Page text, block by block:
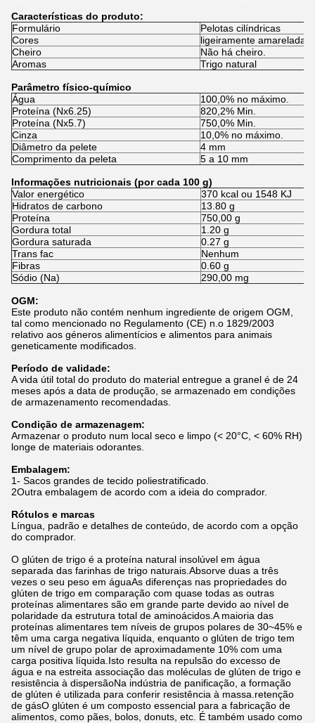
Características do produto:
Formulário
Pelotas cilíndricas
Cores
ligeiramente amarelada
Cheiro
Não há cheiro.
Aromas
Trigo natural
Parâmetro físico-químico
Água
100,0% no máximo.
Proteína (Nx6.25)
820,2% Min.
Proteína (Nx5.7)
750,0% Min.
Cinza
10,0% no máximo.
Diâmetro da pelete
4 mm
Comprimento da peleta
5 a 10 mm
Informações nutricionais (por cada 100 g)
Valor energético
370 kcal ou 1548 KJ
Hidratos de carbono
13.80 g
Proteína
750,00 g
Gordura total
1.20 g
Gordura saturada
0.27 g
Trans fac
Nenhum
Fibras
0.60 g
Sódio (Na)
290,00 mg
OGM:
Este produto não contém nenhum ingrediente de origem OGM,
tal como mencionado no Regulamento (CE) n.o 1829/2003
relativo aos géneros alimentícios e alimentos para animais
geneticamente modificados.
Período de validade:
A vida útil total do produto do material entregue a granel é de 24
meses após a data de produção, se armazenado em condições
de armazenamento recomendadas.
Condição de armazenagem:
Armazenar o produto num local seco e limpo (< 20°C, < 60% RH)
longe de materiais odorantes.
Embalagem:
1- Sacos grandes de tecido poliestratificado.
2Outra embalagem de acordo com a ideia do comprador.
Rótulos e marcas
Língua, padrão e detalhes de conteúdo, de acordo com a opção
do comprador.
O glúten de trigo é a proteína natural insolúvel em água
separada das farinhas de trigo naturais.Absorve duas a três
vezes o seu peso em águaAs diferenças nas propriedades do
glúten de trigo em comparação com quase todas as outras
proteínas alimentares são em grande parte devido ao nível de
polaridade da estrutura total de aminoácidos.A maioria das
proteínas alimentares tem níveis de grupos polares de 30~45% e
têm uma carga negativa líquida, enquanto o glúten de trigo tem
um nível de grupo polar de aproximadamente 10% com uma
carga positiva líquida.Isto resulta na repulsão do excesso de
água e na estreita associação das moléculas de glúten de trigo e
resistência à dispersãoNa indústria de panificação, a formação
de glúten é utilizada para conferir resistência à massa.retenção
de gásO glúten é um composto essencial para a fabricação de
alimentos, como pães, bolos, donuts, etc. É também usado como